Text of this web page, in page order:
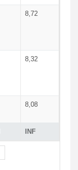
INF
8,72
8,32
8,08